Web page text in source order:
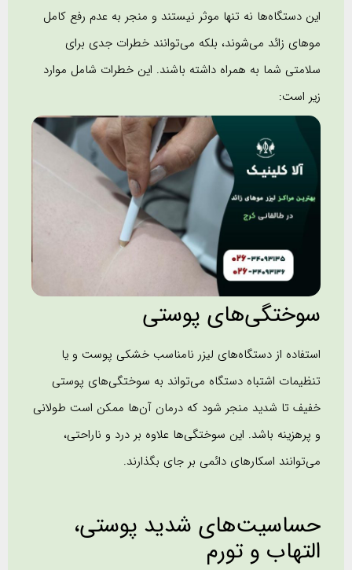
این دستگاه‌ها نه تنها موثر نیستند و منجر به عدم رفع کامل
موهای زائد می‌شوند، بلکه می‌توانند خطرات جدی برای
سلامتی شما به همراه داشته باشند. این خطرات شامل موارد
زیر است:
سوختگی‌های پوستی
استفاده از دستگاه‌های لیزر نامناسب خشکی پوست و یا
تنظیمات اشتباه دستگاه می‌تواند به سوختگی‌های پوستی
خفیف تا شدید منجر شود که درمان آن‌ها ممکن است طولانی
و پرهزینه باشد. این سوختگی‌ها علاوه بر درد و ناراحتی،
می‌توانند اسکارهای دائمی بر جای بگذارند.
حساسیت‌های شدید پوستی،
التهاب و تورم